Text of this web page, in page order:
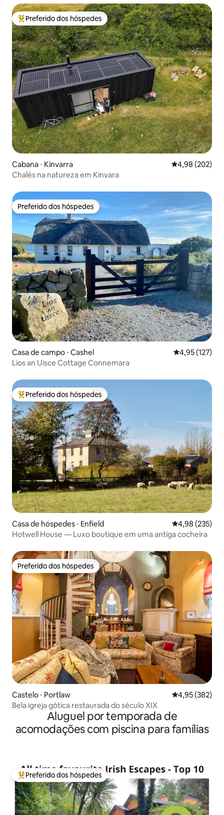
Entre os melhores preferidos dos hóspedes
Preferido dos hóspedes
Cabana ⋅ Kinvarra 4,98 de uma
4,98 (202)
Chalés na natureza em Kinvara
Preferido dos hóspedes
Preferido dos hóspedes
Casa de campo ⋅ Cashel 4,95 de uma
4,95 (127)
Lios an Uisce Cottage Connemara
Entre os melhores preferidos dos hóspedes
Preferido dos hóspedes
Casa de hóspedes ⋅ Enfield 4,98 de uma
4,98 (235)
Hotwell House — Luxo boutique em uma antiga cocheira
Preferido dos hóspedes
Preferido dos hóspedes
Castelo ⋅ Portlaw 4,95 de uma
4,95 (382)
Bela igreja gótica restaurada do século XIX
Aluguel por temporada de
acomodações com piscina para famílias
Entre os melhores preferidos dos hóspedes
Preferido dos hóspedes